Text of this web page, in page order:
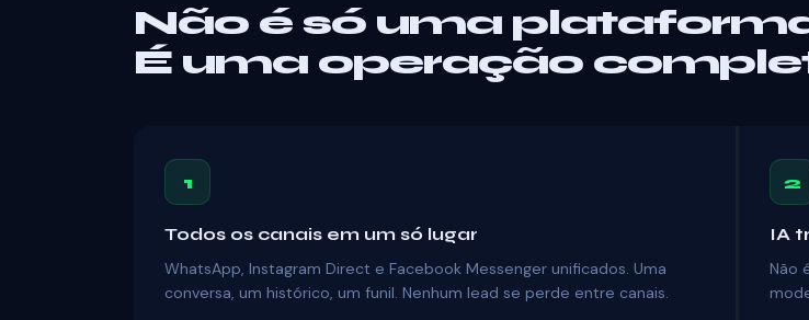
Não é só uma
É uma operação
1
Todos os canais em um só lugar
WhatsApp, Instagram Direct e Facebook Messenger unificados. Uma
conversa, um histórico, um funil. Nenhum lead se perde entre canais.
2
IA
Não